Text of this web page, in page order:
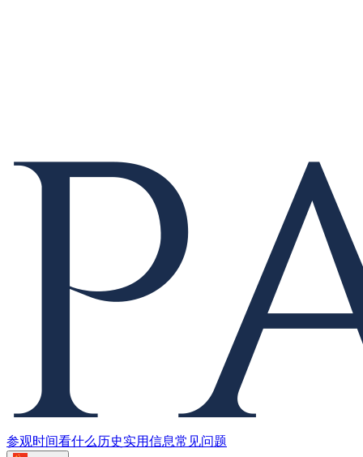
参观时间看什么 历史实用信息常见问题